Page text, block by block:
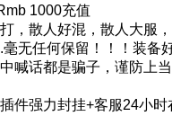
1000充值
，散人好混，散人大服，
无任何保留！！！装备
喊话都是骗子，谨防上
件强力封挂+客服24小